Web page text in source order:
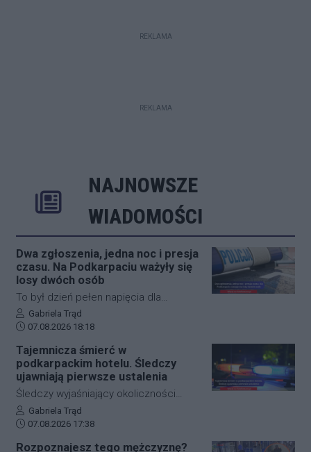
REKLAMA
REKLAMA
NAJNOWSZE
WIADOMOŚCI
Dwa zgłoszenia, jedna noc i presja
czasu. Na Podkarpaciu ważyły się
losy dwóch osób
To był dzień pełen napięcia dla
funkcjonariuszy z powiatu niżańskiego.
W ciągu zaledwie kilkunastu godzin
służby ratunkowe musiały
przeprowadzić dwie niezależne,
intensywne akcje poszukiwawcze. W
obu przypadkach chodziło o ludzkie
życie, a kluczową rolę odegrał czas.
Dzięki błyskawicznej mobilizacji policji,
Autor artykułu:
Gabriela Trąd
Data dodania artykułu:
07.08.2026 18:18
Tajemnicza śmierć w
podkarpackim hotelu. Śledczy
ujawniają pierwsze ustalenia
Śledczy wyjaśniający okoliczności
tragicznego zdarzenia na terenie
jednego z sanockich hoteli dysponują
Autor artykułu:
Gabriela Trąd
Data dodania artykułu:
07.08.2026 17:38
Rozpoznajesz tego mężczyznę?